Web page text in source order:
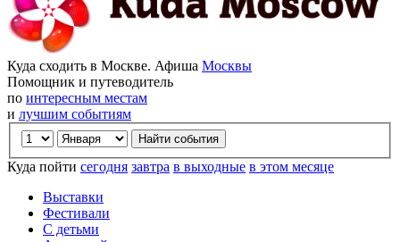
Куда сходить в Москве. Афиша Москвы
Помощник и путеводитель
по интересным местам
и лучшим событиям
Куда пойти сегодня завтра в выходные в этом месяце
Выставки
Фестивали
С детьми